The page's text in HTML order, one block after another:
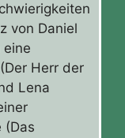
von Daniel
eine
Herr der
Lena
(Das